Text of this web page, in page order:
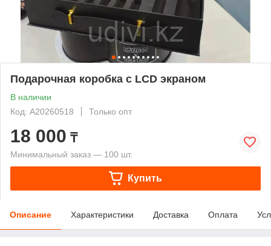
Подарочная коробка с LCD экраном
В наличии
Код: А20260518
Только опт
18 000 ₸
Минимальный заказ — 100 шт.
Купить
Описание Характеристики Доставка Оплата